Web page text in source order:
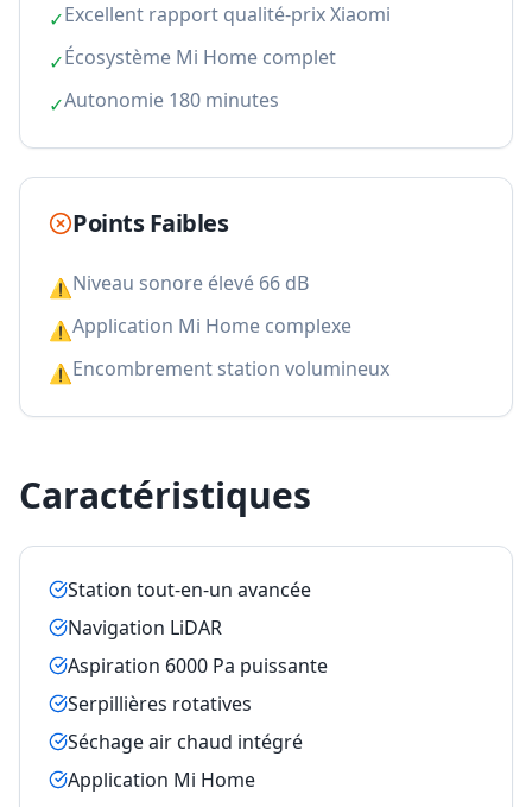
✓Excellent rapport qualité-prix Xiaomi
✓Écosystème Mi Home complet
✓Autonomie 180 minutes
Points Faibles
⚠Niveau sonore élevé 66 dB
⚠Application Mi Home complexe
⚠Encombrement station volumineux
Caractéristiques
Station tout-en-un avancée
Navigation LiDAR
Aspiration 6000 Pa puissante
Serpillières rotatives
Séchage air chaud intégré
Application Mi Home